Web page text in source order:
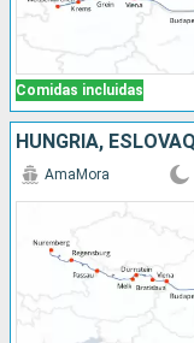
Comidas incluidas
AmaMora